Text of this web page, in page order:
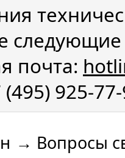
почта:
925-
→ Вопросы